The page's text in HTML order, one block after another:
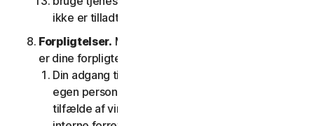
ikke er tilladt i henhold til denne LSA.
Forpligtelser. Med hensyn til brugen af tjenesten
er dine forpligtelser som følger:
Din adgang til forbrugertjenesterne er kun til din
egen personlige brug eller husstandsbrug, eller i
tilfælde af virksomhedstjenester kun til din